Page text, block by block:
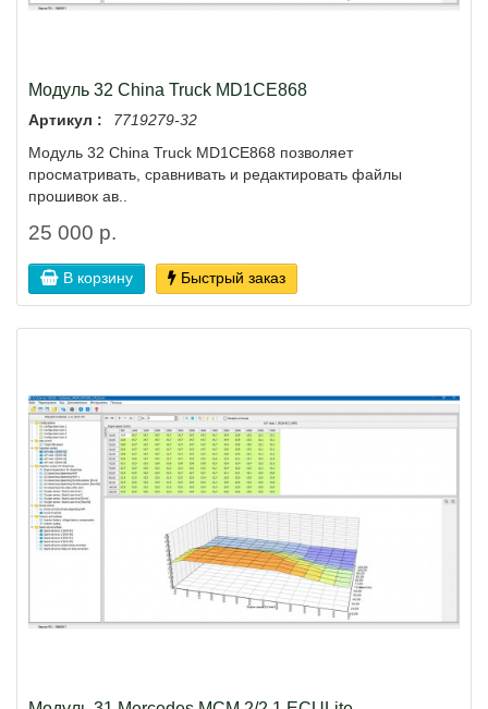
Модуль 32 China Truck MD1CE868
Артикул :
7719279-32
Модуль 32 China Truck MD1CE868 позволяет
просматривать, сравнивать и редактировать файлы
прошивок ав..
25 000 р.
В корзину Быстрый заказ